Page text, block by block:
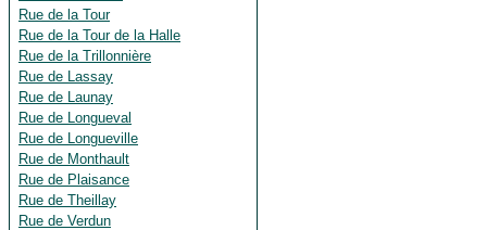
Rue de la Tour
Rue de la Tour de la Halle
Rue de la Trillonnière
Rue de Lassay
Rue de Launay
Rue de Longueval
Rue de Longueville
Rue de Monthault
Rue de Plaisance
Rue de Theillay
Rue de Verdun